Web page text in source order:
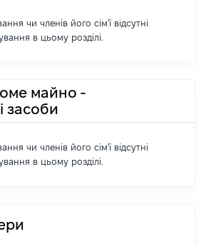
чи членів його сім'ї відсутні
в цьому розділі.
майно -
засоби
чи членів його сім'ї відсутні
в цьому розділі.